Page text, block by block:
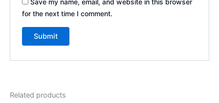
Save my name, email, and website in this browser
for the next time I comment.
Related products